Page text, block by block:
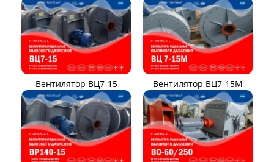
Вентилятор ВЦ7-15 Вентилятор ВЦ7-15М